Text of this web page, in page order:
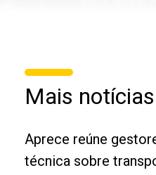
Mais notícias
Aprece reúne
técnica sobre